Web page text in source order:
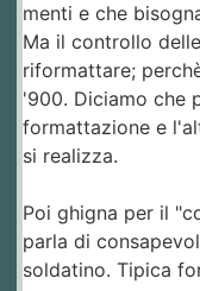
menti e che
Ma il controllo
riformattare;
'900. Diciamo che
formattazione e
si realizza.
Poi ghigna per il
parla di
soldatino. Tipica